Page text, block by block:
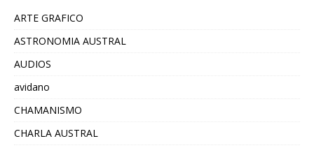
ARTE GRAFICO
ASTRONOMIA AUSTRAL
AUDIOS
avidano
CHAMANISMO
CHARLA AUSTRAL